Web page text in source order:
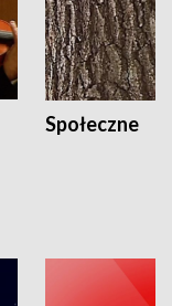
Społeczne